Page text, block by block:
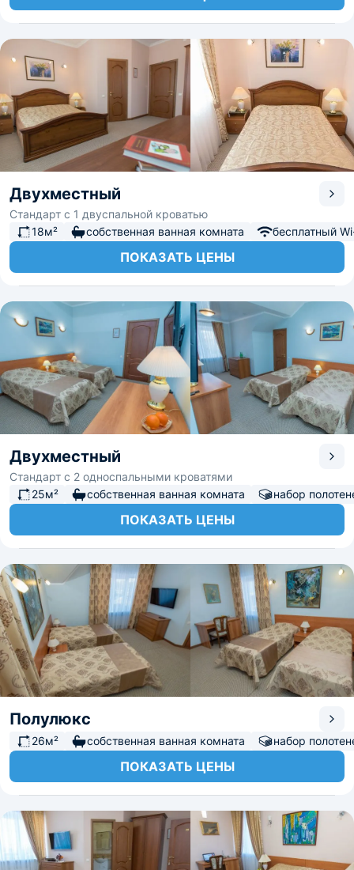
Двухместный
Стандарт с 1 двуспальной кроватью
18м²
собственная ванная комната бесплатный
ПОКАЗАТЬ ЦЕНЫ
Двухместный
Стандарт с 2 односпальными кроватями
25м²
собственная ванная комната набор
ПОКАЗАТЬ ЦЕНЫ
Полулюкс
26м² собственная ванная комната набор
ПОКАЗАТЬ ЦЕНЫ